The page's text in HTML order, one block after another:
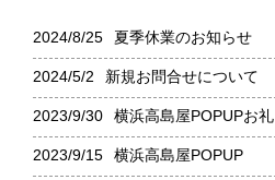
2024/8/25 夏季休業のお知らせ
2024/5/2 新規お問合せについて
2023/9/30 横浜高島屋POPUPお礼
2023/9/15 横浜高島屋POPUP